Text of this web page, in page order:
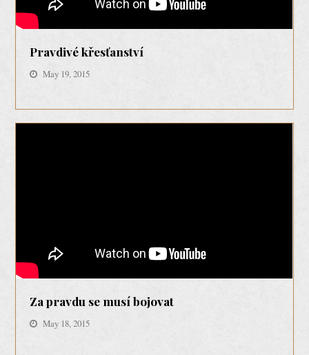
Pravdivé křesťanství
May 19, 2015
Za pravdu se musí bojovat
May 18, 2015